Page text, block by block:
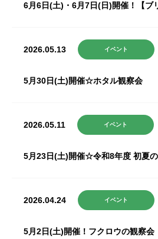
6月6日(土)・6月7日(日)開催！【ブ
2026.05.13 イベント
5月30日(土)開催☆ホタル観察会
2026.05.11 イベント
5月23日(土)開催☆令和8年度 初夏
2026.04.24 イベント
5月2日(土)開催！フクロウの観察会